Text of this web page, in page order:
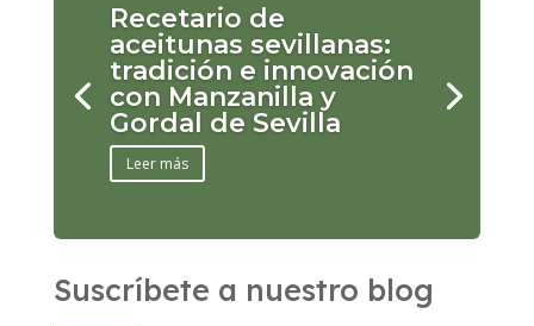
Recetario de
aceitunas sevillanas:
tradición e innovación
con Manzanilla y
Gordal de Sevilla
Leer más
Suscríbete a nuestro blog